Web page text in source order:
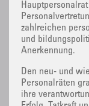
zahlreichen
und
Anerkennung.
Den neu- und
Personalräten
ihre